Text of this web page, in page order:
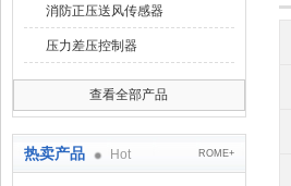
消防正压送风传感器
压力差压控制器
查看全部产品
热卖产品 Hot ROME+